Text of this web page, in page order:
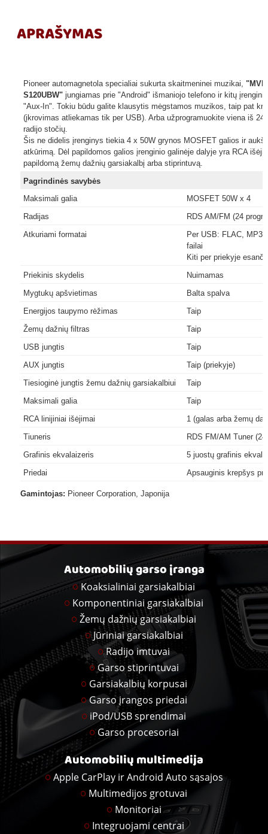
APRAŠYMAS
Pioneer automagnetola specialiai sukurta skaitmeninei muzikai,
S120UBW" jungiamas prie "Android" išmaniojo telefono ir kitų
"Aux-In". Tokiu būdu galite klausytis mėgstamos muzikos, taip pat
(įkrovimas atliekamas tik per USB). Arba užprogramuokite viena iš 24
radijo stočių.
Šis ne didelis įrenginys tiekia 4 x 50W grynos MOSFET galios ir
atkūrimą. Dėl papildomos galios įrenginio galinėje dalyje yra RCA
papildomą žemų dažnių garsiakalbį arba stiprintuvą.
Pagrindinės savybės
Maksimali galia
MOSFET 50W x 4
Radijas
RDS AM/FM (24
Atkuriami formatai
Per USB: FLAC, MP3,
failai
Kiti per priekyje
Priekinis skydelis
Nuimamas
Mygtukų apšvietimas
Balta spalva
Energijos taupymo rėžimas
Taip
Žemų dažnių filtras
Taip
USB jungtis
Taip
AUX jungtis
Taip (priekyje)
Tiesioginė jungtis žemu dažnių garsiakalbiui
Taip
Maksimali galia
Taip
RCA linijiniai išėjimai
1 (galas arba žemų
Tiuneris
RDS FM/AM Tuner
Grafinis ekvalaizeris
5 juostų grafinis
Priedai
Apsauginis krepšys
Gamintojas: Pioneer Corporation, Japonija
Automobilių garso įranga
Koaksialiniai garsiakalbiai
Komponentiniai garsiakalbiai
Žemų dažnių garsiakalbiai
Jūriniai garsiakalbiai
Radijo imtuvai
Garso stiprintuvai
Garsiakalbių korpusai
Garso įrangos priedai
iPod/USB sprendimai
Garso procesoriai
Automobilių multimedija
Apple CarPlay ir Android Auto sąsajos
Multimedijos grotuvai
Monitoriai
Integruojami centrai